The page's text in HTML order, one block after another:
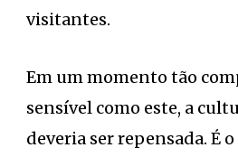
visitantes.
Em um momento tão
sensível como este, a
deveria ser repensada. É